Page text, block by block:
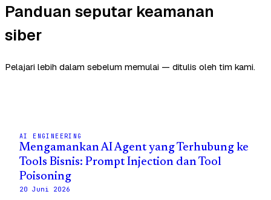
Panduan seputar keamanan
siber
Pelajari lebih dalam sebelum memulai — ditulis oleh tim kami.
AI ENGINEERING
Mengamankan AI Agent yang Terhubung ke
Tools Bisnis: Prompt Injection dan Tool
Poisoning
20 Juni 2026